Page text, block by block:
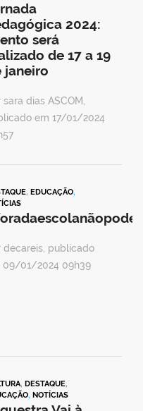
2024:
será
de 17 a 19
janeiro
sara dias ASCOM,
em 17/01/2024
, EDUCAÇÃO,
decareis, publicado
09/01/2024 09h39
, DESTAQUE,
, NOTÍCIAS